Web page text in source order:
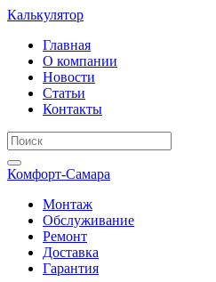
Калькулятор
Главная
О компании
Новости
Статьи
Контакты
Комфорт-Самара
Монтаж
Обслуживание
Ремонт
Доставка
Гарантия